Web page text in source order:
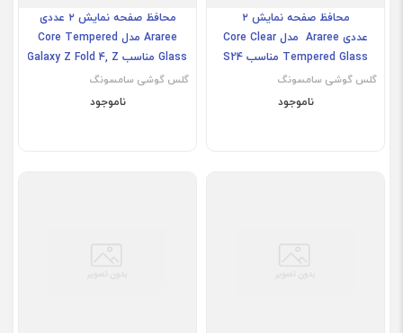
محافظ صفحه نمایش ۲
عددی Araree مدل Core Clear
Tempered Glass مناسب S24
Ultra
گلس گوشی سامسونگ
ناموجود
محافظ صفحه نمایش ۲ عددی
Araree مدل Core Tempered
Glass مناسب Galaxy Z Fold 4, Z
Fold 5
گلس گوشی سامسونگ
ناموجود